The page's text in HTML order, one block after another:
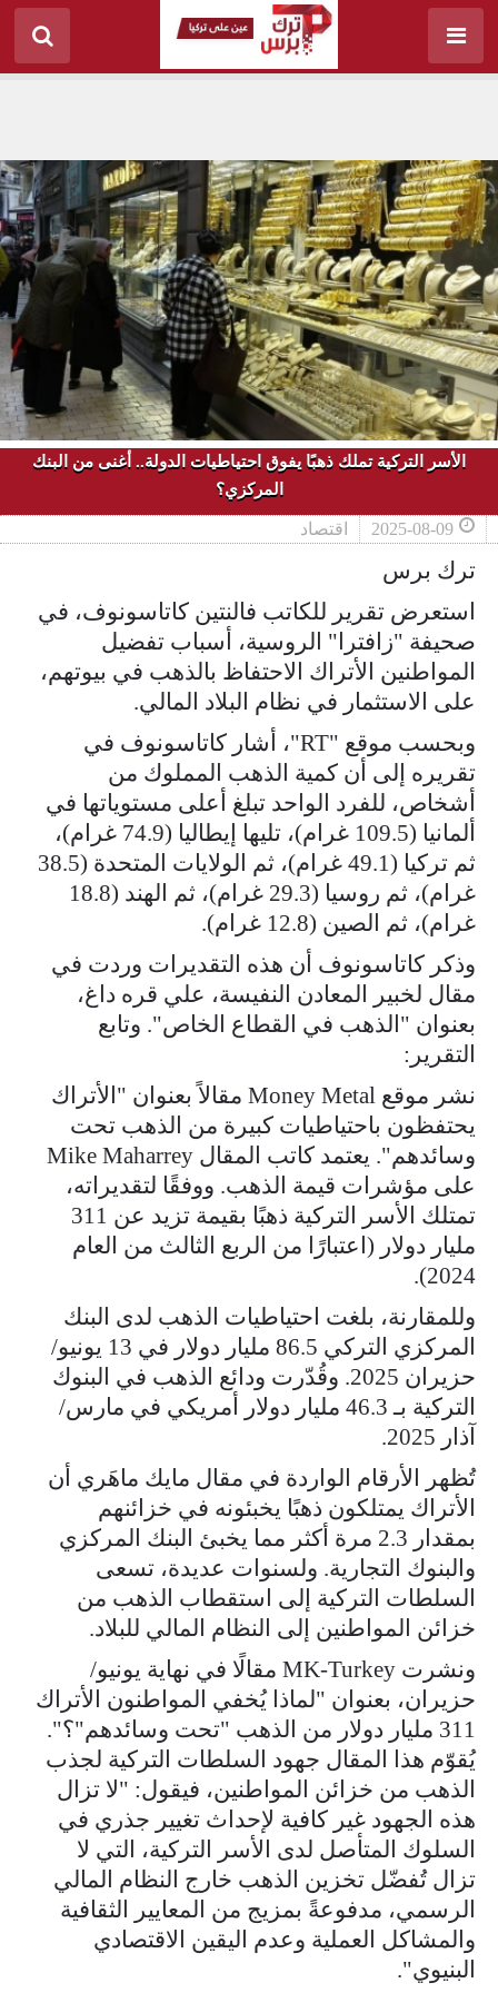
الأسر التركية تملك ذهبًا يفوق احتياطيات الدولة.. أغنى من البنك
المركزي؟
2025-08-09 اقتصاد
ترك برس
استعرض تقرير للكاتب فالنتين كاتاسونوف، في
صحيفة "زافترا" الروسية، أسباب تفضيل
المواطنين الأتراك الاحتفاظ بالذهب في بيوتهم،
على الاستثمار في نظام البلاد المالي.
وبحسب موقع "RT"، أشار كاتاسونوف في
تقريره إلى أن كمية الذهب المملوك من
أشخاص، للفرد الواحد تبلغ أعلى مستوياتها في
ألمانيا (109.5 غرام)، تليها إيطاليا (74.9 غرام)،
ثم تركيا (49.1 غرام)، ثم الولايات المتحدة (38.5
غرام)، ثم روسيا (29.3 غرام)، ثم الهند (18.8
غرام)، ثم الصين (12.8 غرام).
وذكر كاتاسونوف أن هذه التقديرات وردت في
مقال لخبير المعادن النفيسة، علي قره داغ،
بعنوان "الذهب في القطاع الخاص". وتابع
التقرير:
نشر موقع Money Metal مقالاً بعنوان "الأتراك
يحتفظون باحتياطيات كبيرة من الذهب تحت
وسائدهم". يعتمد كاتب المقال Mike Maharrey
على مؤشرات قيمة الذهب. ووفقًا لتقديراته،
تمتلك الأسر التركية ذهبًا بقيمة تزيد عن 311
مليار دولار (اعتبارًا من الربع الثالث من العام
2024).
وللمقارنة، بلغت احتياطيات الذهب لدى البنك
المركزي التركي 86.5 مليار دولار في 13 يونيو/
حزيران 2025. وقُدّرت ودائع الذهب في البنوك
التركية بـ 46.3 مليار دولار أمريكي في مارس/
آذار 2025.
تُظهر الأرقام الواردة في مقال مايك ماهَري أن
الأتراك يمتلكون ذهبًا يخبئونه في خزائنهم
بمقدار 2.3 مرة أكثر مما يخبئ البنك المركزي
والبنوك التجارية. ولسنوات عديدة، تسعى
السلطات التركية إلى استقطاب الذهب من
خزائن المواطنين إلى النظام المالي للبلاد.
ونشرت MK-Turkey مقالًا في نهاية يونيو/
حزيران، بعنوان "لماذا يُخفي المواطنون الأتراك
311 مليار دولار من الذهب "تحت وسائدهم"؟".
يُقوّم هذا المقال جهود السلطات التركية لجذب
الذهب من خزائن المواطنين، فيقول: "لا تزال
هذه الجهود غير كافية لإحداث تغيير جذري في
السلوك المتأصل لدى الأسر التركية، التي لا
تزال تُفضّل تخزين الذهب خارج النظام المالي
الرسمي، مدفوعةً بمزيج من المعايير الثقافية
والمشاكل العملية وعدم اليقين الاقتصادي
البنيوي".